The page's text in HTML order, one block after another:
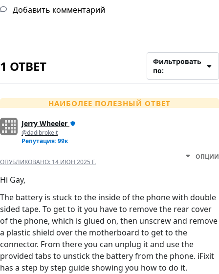
Добавить комментарий
1 ОТВЕТ
Фильтровать
по:
НАИБОЛЕЕ ПОЛЕЗНЫЙ ОТВЕТ
Jerry Wheeler
@dadibrokeit
Репутация: 99к
ОПУБЛИКОВАНО: 14 ИЮН 2025 Г.
ОПЦИИ
Hi Gay,
The battery is stuck to the inside of the phone with double
sided tape. To get to it you have to remove the rear cover
of the phone, which is glued on, then unscrew and remove
a plastic shield over the motherboard to get to the
connector. From there you can unplug it and use the
provided tabs to unstick the battery from the phone. iFixit
has a step by step guide showing you how to do it.